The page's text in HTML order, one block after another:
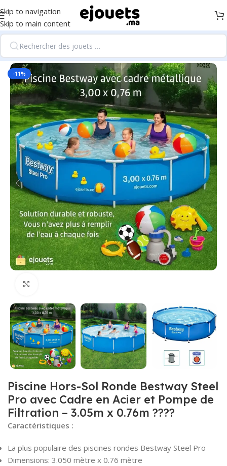
Skip to navigation
Skip to main content
Accueil/Fournitures scolaires et éducation
-11%
Piscine Hors-Sol Ronde Bestway Steel
Pro avec Cadre en Acier et Pompe de
Filtration – 3.05m x 0.76m ????
Caractéristiques :
La plus populaire des piscines rondes Bestway Steel Pro
Dimensions: 3.050 mètre x 0.76 mètre